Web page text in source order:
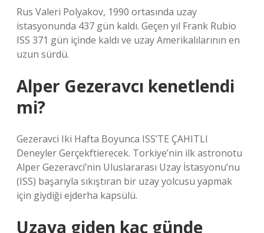
Rus Valeri Polyakov, 1990 ortasında uzay
istasyonunda 437 gün kaldı. Geçen yıl Frank Rubio
ISS 371 gün içinde kaldı ve uzay Amerikalılarının en
uzun sürdü.
Alper Gezeravcı kenetlendi
mi?
Gezeravci Iki Hafta Boyunca ISS’TE ÇAHITLI
Deneyler Gerçekftierecek. Torkiye’nin ilk astronotu
Alper Gezeravci’nin Uluslararası Uzay İstasyonu’nu
(ISS) başarıyla sıkıştıran bir uzay yolcusu yapmak
için giydiği ejderha kapsülü.
Uzaya giden kaç günde